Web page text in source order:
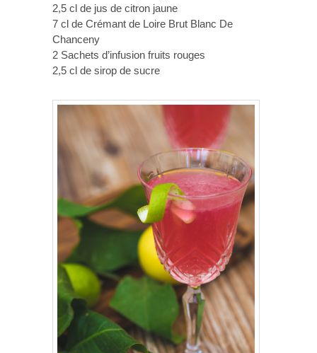
2,5 cl de jus de citron jaune
7 cl de Crémant de Loire Brut Blanc De
Chanceny
2 Sachets d’infusion fruits rouges
2,5 cl de sirop de sucre